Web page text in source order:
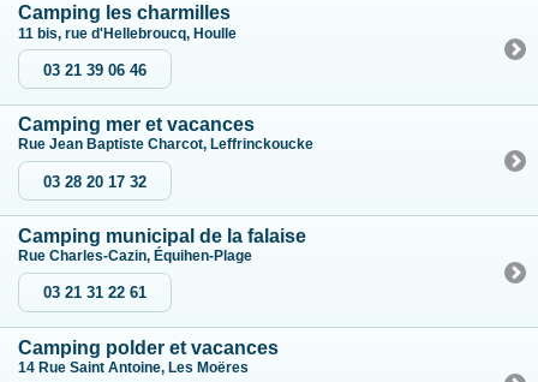
Camping les charmilles
11 bis, rue d'Hellebroucq, Houlle
03 21 39 06 46
Camping mer et vacances
Rue Jean Baptiste Charcot, Leffrinckoucke
03 28 20 17 32
Camping municipal de la falaise
Rue Charles-Cazin, Équihen-Plage
03 21 31 22 61
Camping polder et vacances
14 Rue Saint Antoine, Les Moëres